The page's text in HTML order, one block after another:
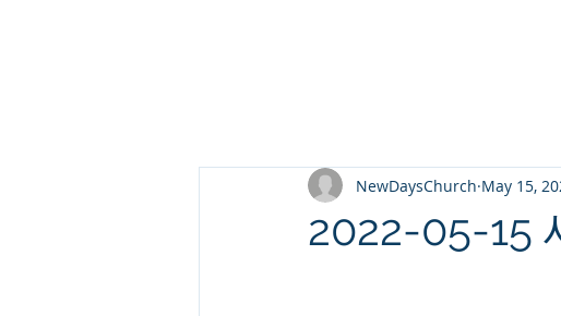
2022-05-15
NewDaysChurch May 15,